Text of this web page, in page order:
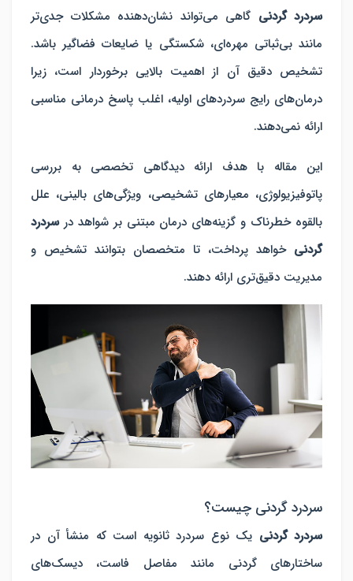
سردرد گردنی گاهی می‌تواند نشان‌دهنده مشکلات جدی‌تر
مانند بی‌ثباتی مهره‌ای، شکستگی یا ضایعات فضاگیر باشد.
تشخیص دقیق آن از اهمیت بالایی برخوردار است، زیرا
درمان‌های رایج سردردهای اولیه، اغلب پاسخ درمانی مناسبی
ارائه نمی‌دهند.
این مقاله با هدف ارائه دیدگاهی تخصصی به بررسی
پاتوفیزیولوژی، معیارهای تشخیصی، ویژگی‌های بالینی، علل
بالقوه خطرناک و گزینه‌های درمان مبتنی بر شواهد درسردرد
گردنی خواهد پرداخت، تا متخصصان بتوانند تشخیص و
مدیریت دقیق‌تری ارائه دهند.
سردرد گردنی چیست؟
سردرد گردنی یک نوع سردرد ثانویه است که منشأ آن در
ساختارهای گردنی مانند مفاصل فاست، دیسک‌های